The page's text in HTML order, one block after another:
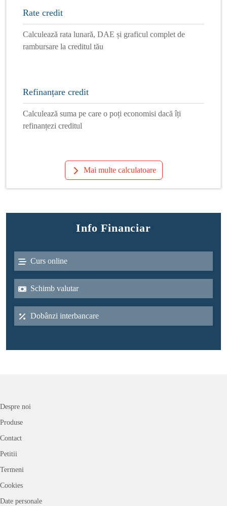
Rate credit
Calculează rata lunară, DAE și graficul complet de
rambursare la creditul tău
Refinanțare credit
Calculează suma pe care o poți economisi dacă îți
refinanțezi creditul
Mai multe calculatoare
Info Financiar
Curs online
Schimb valutar
Dobânzi interbancare
Despre noi
Produse
Contact
Petitii
Termeni
Cookies
Date personale